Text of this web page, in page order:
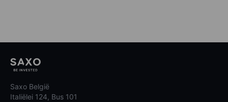
Saxo België
Italiëlei 124, Bus 101